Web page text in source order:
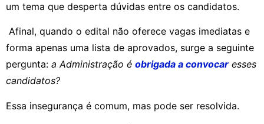
um tema que desperta dúvidas entre os candidatos.
Afinal, quando o edital não oferece vagas imediatas e
forma apenas uma lista de aprovados, surge a seguinte
pergunta: a Administração é obrigada a convocar esses
candidatos?
Essa insegurança é comum, mas pode ser resolvida.